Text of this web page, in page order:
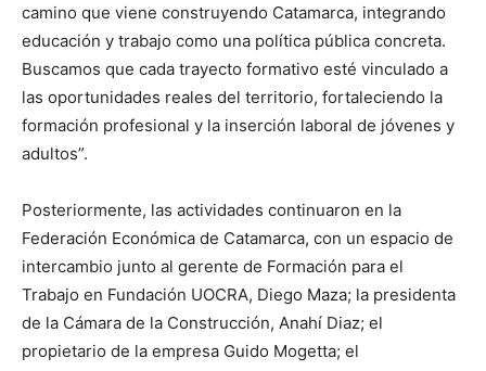
camino que viene construyendo Catamarca, integrando
educación y trabajo como una política pública concreta.
Buscamos que cada trayecto formativo esté vinculado a
las oportunidades reales del territorio, fortaleciendo la
formación profesional y la inserción laboral de jóvenes y
adultos”.
Posteriormente, las actividades continuaron en la
Federación Económica de Catamarca, con un espacio de
intercambio junto al gerente de Formación para el
Trabajo en Fundación UOCRA, Diego Maza; la presidenta
de la Cámara de la Construcción, Anahí Diaz; el
propietario de la empresa Guido Mogetta; el